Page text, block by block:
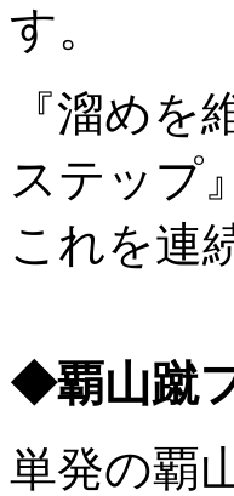
す。
『溜め
ステップ』
これを連
◆覇山蹴
単発の覇